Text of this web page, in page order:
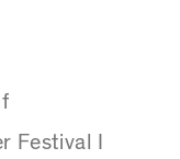
Festival I